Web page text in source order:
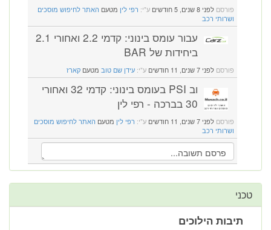
פורסם לפני 8 שנים, 5 חודשים ע"י: רפי לין מטעם האתר לחיפוש מוסכים
ושרותי רכב
עבור עומס בינוני: קדמי 2.2 ואחורי 2.1
ביחידות של BAR
פורסם לפני 7 שנים, 11 חודשים ע"י: עידן שם טוב מטעם קארז
וב PSI בעומס בינוני: קדמי 32 ואחורי
30 בברכה - רפי לין
פורסם לפני 7 שנים, 11 חודשים ע"י: רפי לין מטעם האתר לחיפוש מוסכים
ושרותי רכב
טכני
תיבות הילוכים